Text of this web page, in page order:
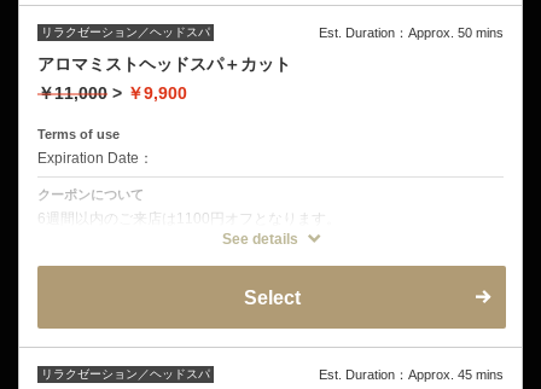
リラクゼーション／ヘッドスパ Est. Duration：Approx. 50 mins
アロマミストヘッドスパ＋カット
￥11,000 > ￥9,900
Terms of use
Expiration Date：
クーポンについて
6週間以内のご来店は1100円オフとなります。
デザインカット
皮脂揉みだしシャンプー
頭皮洗浄
See details
Select
リラクゼーション／ヘッドスパ Est. Duration：Approx. 45 mins